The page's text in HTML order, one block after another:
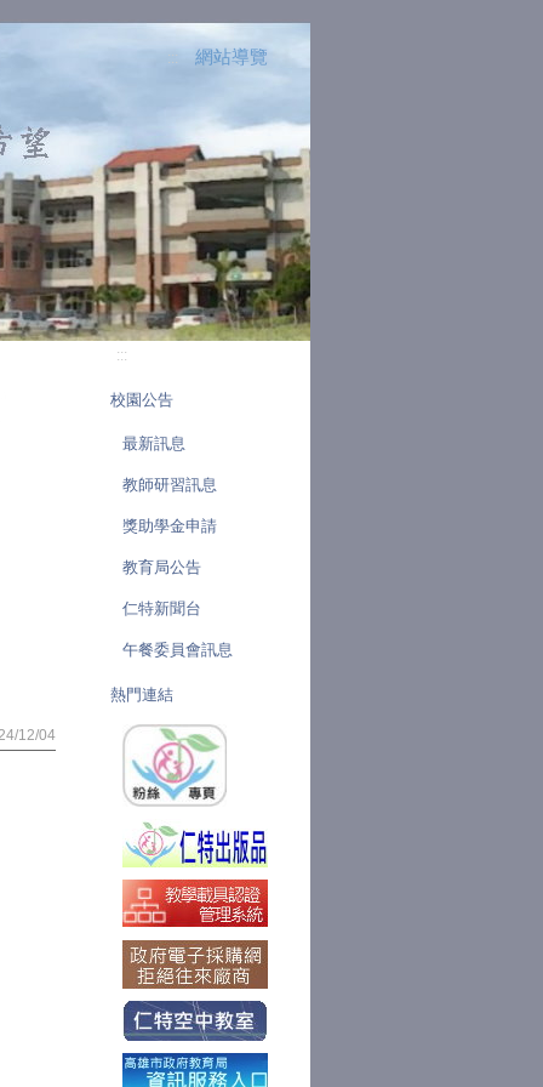
::: 網站導覽
12/04
:::
校園公告
最新訊息
教師研習訊息
獎助學金申請
教育局公告
仁特新聞台
午餐委員會訊息
熱門連結